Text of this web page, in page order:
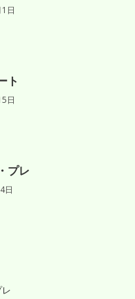
日
ト
日
プレ
日